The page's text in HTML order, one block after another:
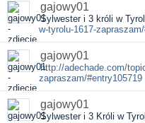
gajowy01
Sylwester i 3 króli w
w-tyrolu-1617-
gajowy01
http://adechade.com/
zapraszam/#entry105719
gajowy01
Sylwester i 3 Króli w